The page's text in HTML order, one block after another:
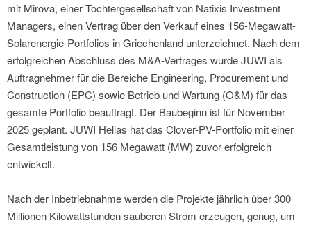
mit Mirova, einer Tochtergesellschaft von Natixis Investment
Managers, einen Vertrag über den Verkauf eines 156-Megawatt-
Solarenergie-Portfolios in Griechenland unterzeichnet. Nach dem
erfolgreichen Abschluss des M&A-Vertrages wurde JUWI als
Auftragnehmer für die Bereiche Engineering, Procurement und
Construction (EPC) sowie Betrieb und Wartung (O&M) für das
gesamte Portfolio beauftragt. Der Baubeginn ist für November
2025 geplant. JUWI Hellas hat das Clover-PV-Portfolio mit einer
Gesamtleistung von 156 Megawatt (MW) zuvor erfolgreich
entwickelt.
Nach der Inbetriebnahme werden die Projekte jährlich über 300
Millionen Kilowattstunden sauberen Strom erzeugen, genug, um